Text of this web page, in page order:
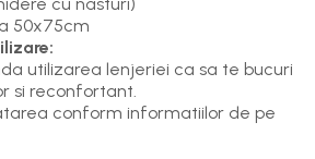
utilizarea lenjeriei ca sa te bucuri
si reconfortant.
conform informatiilor de pe